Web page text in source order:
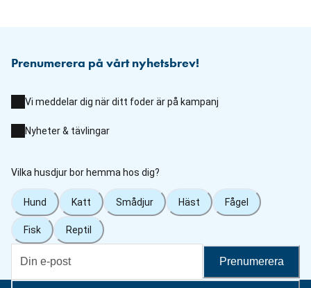
Prenumerera på vårt nyhetsbrev!
Vi meddelar dig när ditt foder är på kampanj
Nyheter & tävlingar
Vilka husdjur bor hemma hos dig?
Hund Katt Smådjur Häst Fågel
Fisk Reptil
Prenumerera